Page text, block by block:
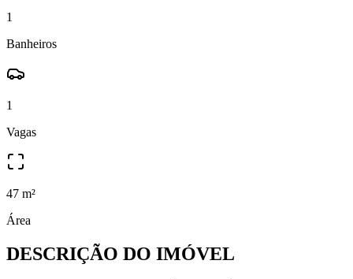
1
Banheiros
1
Vagas
47 m²
Área
DESCRIÇÃO DO IMÓVEL